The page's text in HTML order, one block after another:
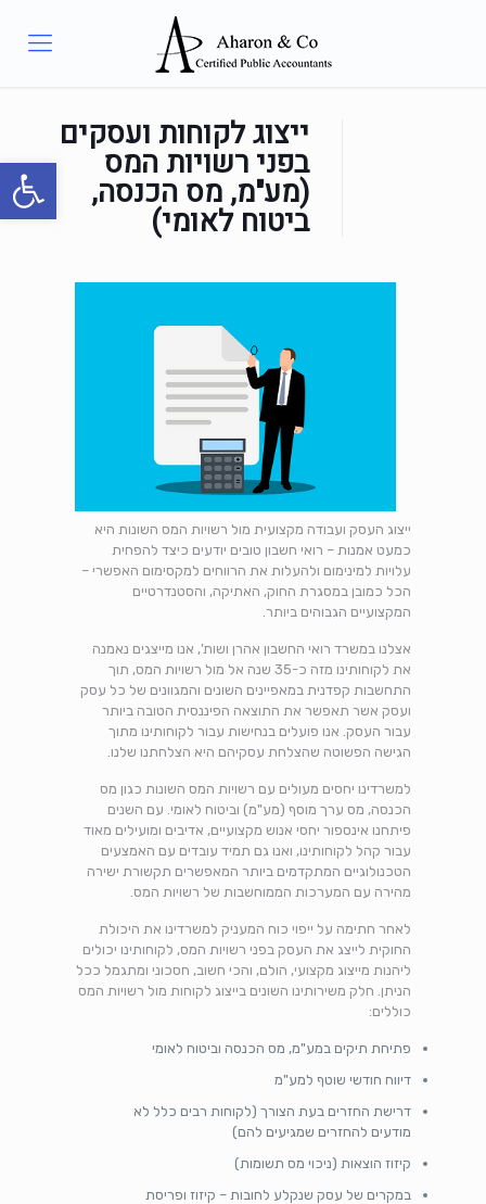
פתח
ייצוג לקוחות ועסקים
בפני רשויות המס
(מע"מ, מס הכנסה,
ביטוח לאומי)
ייצוג העסק ועבודה מקצועית מול רשויות המס השונות היא
כמעט אמנות – רואי חשבון טובים יודעים כיצד להפחית
עלויות למינימום ולהעלות את הרווחים למקסימום האפשרי –
הכל כמובן במסגרת החוק, האתיקה, והסטנדרטיים
המקצועיים הגבוהים ביותר.
אצלנו במשרד רואי החשבון אהרן ושות’, אנו מייצגים נאמנה
את לקוחותינו מזה כ-35 שנה אל מול רשויות המס, תוך
התחשבות קפדנית במאפיינים השונים והמגוונים של כל עסק
ועסק אשר תאפשר את התוצאה הפיננסית הטובה ביותר
עבור העסק. אנו פועלים בנחישות עבור לקוחותינו מתוך
הגישה הפשוטה שהצלחת עסקיהם היא הצלחתנו שלנו.
למשרדינו יחסים מעולים עם רשויות המס השונות כגון מס
הכנסה, מס ערך מוסף (מע"מ) וביטוח לאומי. עם השנים
פיתחנו אינספור יחסי אנוש מקצועיים, אדיבים ומועילים מאוד
עבור קהל לקוחותינו, ואנו גם תמיד עובדים עם האמצעים
הטכנולוגיים המתקדמים ביותר המאפשרים תקשורת ישירה
מהירה עם המערכות הממוחשבות של רשויות המס.
לאחר חתימה על ייפוי כוח המעניק למשרדינו את היכולת
החוקית לייצג את העסק בפני רשויות המס, לקוחותינו יכולים
ליהנות מייצוג מקצועי, הולם, והכי חשוב, חסכוני ומתגמל ככל
הניתן. חלק משירותינו השונים בייצוג לקוחות מול רשויות המס
כוללים:
פתיחת תיקים במע"מ, מס הכנסה וביטוח לאומי
דיווח חודשי שוטף למע"מ
דרישת החזרים בעת הצורך (לקוחות רבים כלל לא
מודעים להחזרים שמגיעים להם)
קיזוז הוצאות (ניכוי מס תשומות)
במקרים של עסק שנקלע לחובות – קיזוז ופריסת